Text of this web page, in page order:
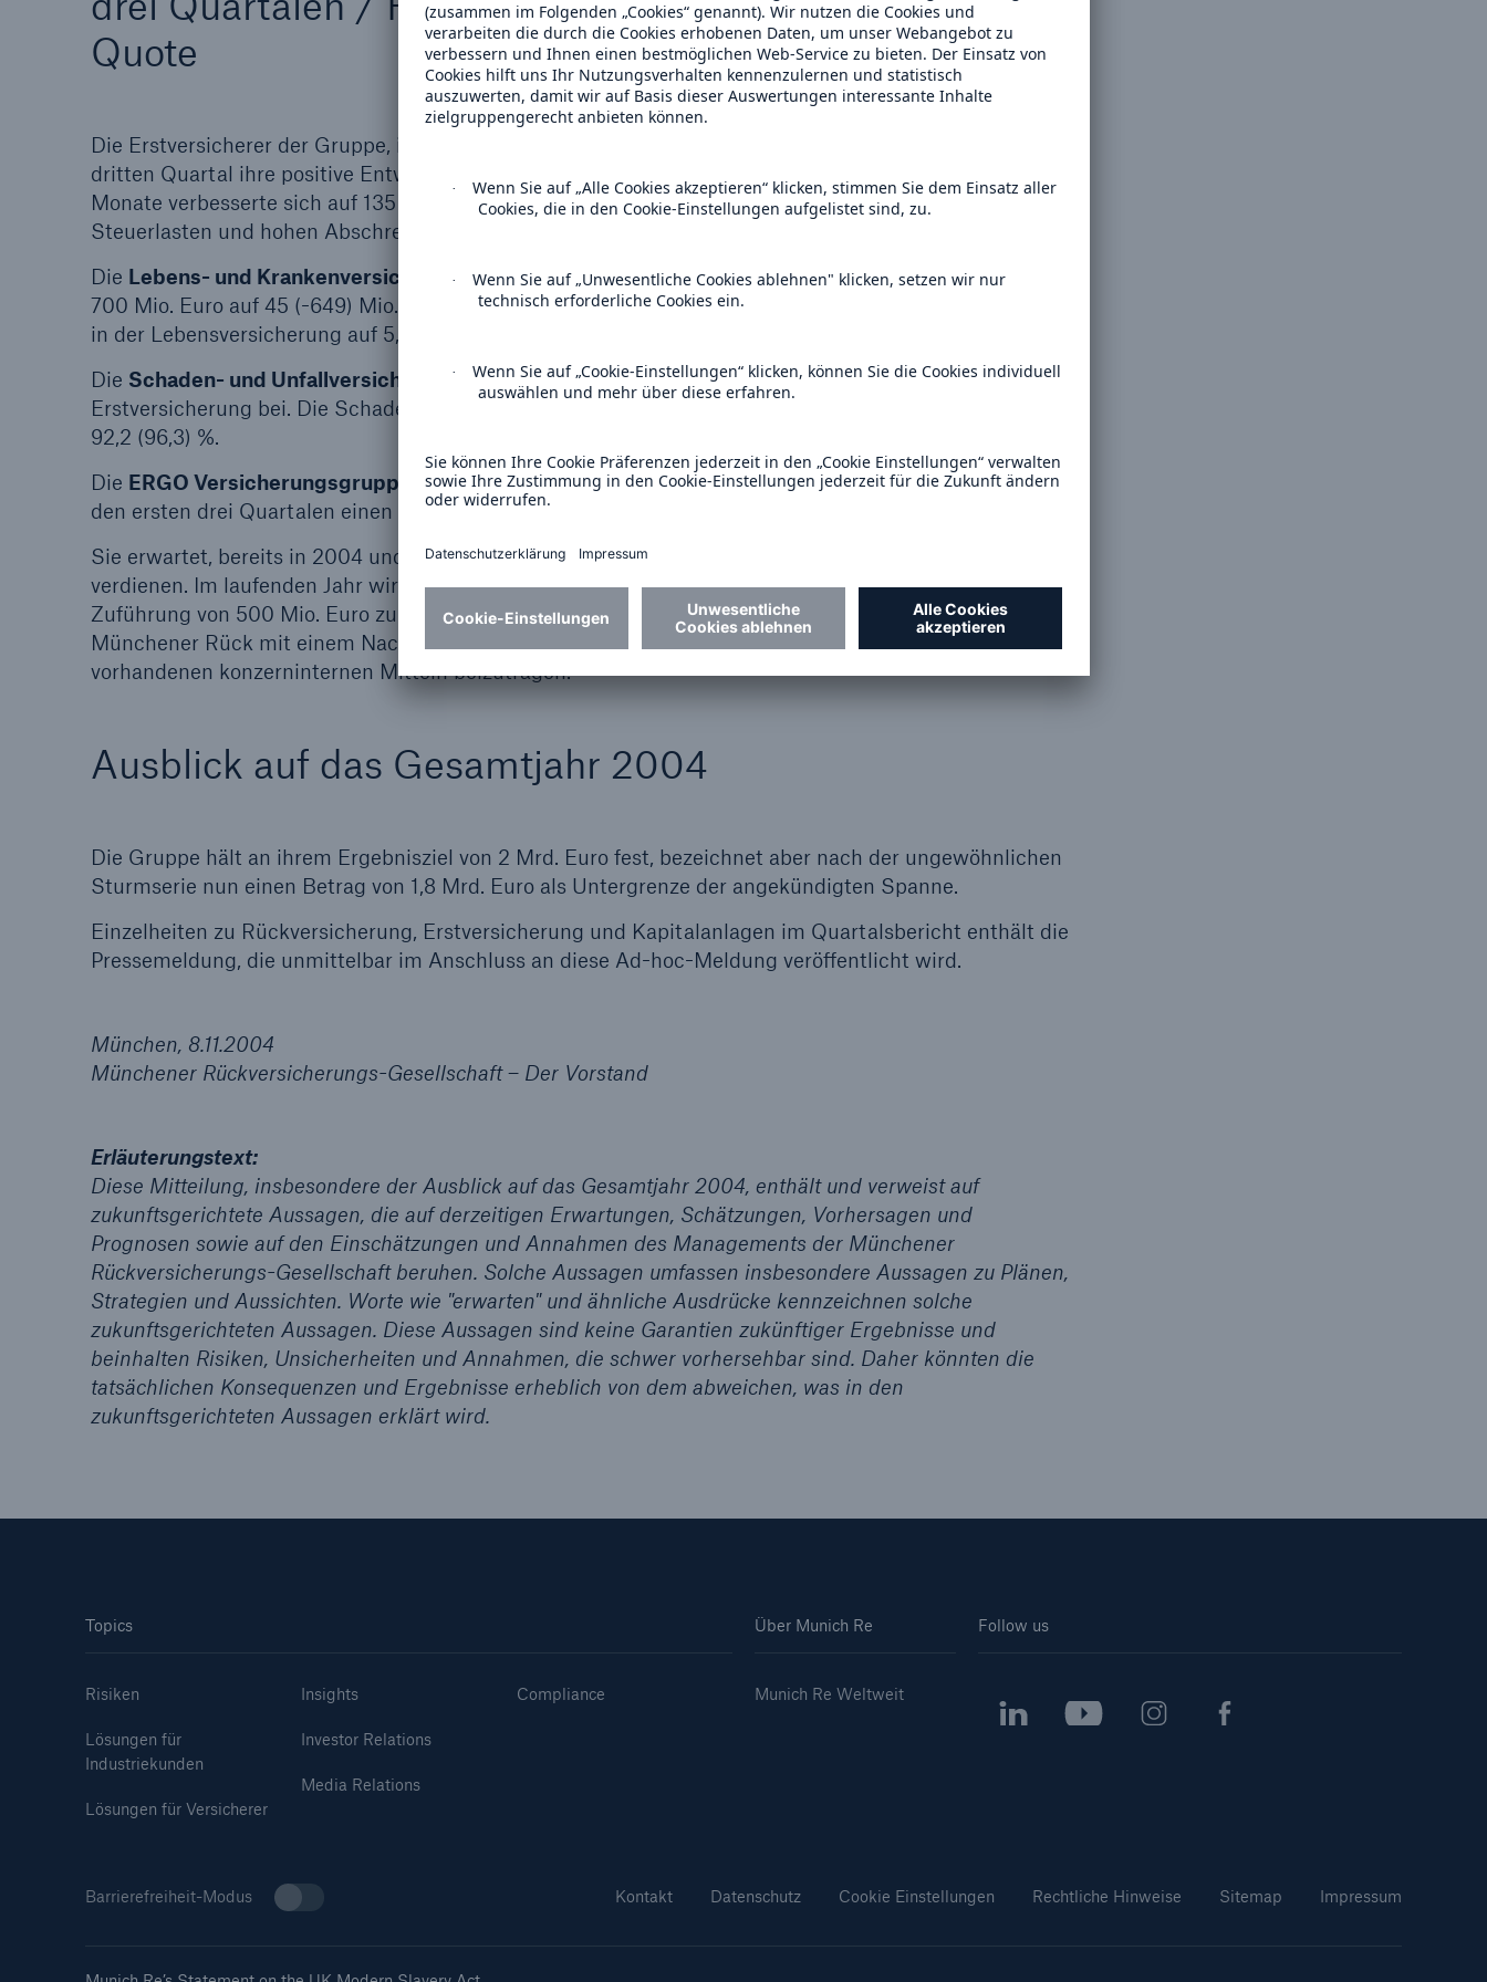
Quote
Die Erstversicherer der Gruppe, insbesondere ERGO, Karlsruher und Europäische, haben auch im
dritten Quartal ihre positive Entwicklung fortgesetzt. Ihr
Monate verbesserte sich auf 135 Mio. Euro (-907); der Vorjahreszeitraum war von extremen
Steuerlasten und hohen Abschreibungen auf Aktien geprägt gewesen.
Die Lebens- und Krankenversicherer
steigerten in den ersten neun Monaten ihr Ergebnis um rund
700 Mio. Euro auf 45 (-649) Mio. Euro. Die Beiträge gingen leicht auf 8,8 (8,9) Mrd. Euro zurück, davon
in der Lebensversicherung auf 5,4 (5,5) Mrd. Euro.
Die Schaden- und Unfallversicherer
trugen mit 90 (-258) Mio. Euro zum Ergebnis der
Erstversicherung bei. Die Schaden-Kosten-Quote inklusive Rechtsschutz belief sich auf hervorragende
92,2 (96,3) %.
Die ERGO Versicherungsgruppe
als größter Teil des Segments Erstversicherung erwirtschaftete in
den ersten drei Quartalen einen Gewinn von 176 (-718) Mio. Euro.
Sie erwartet, bereits in 2004 und damit früher als ursprünglich angekündigt die Kapitalkosten zu
verdienen. Im laufenden Jahr wird sie die Sicherheitsmittel der VICTORIA Leben stärken durch eine
Zuführung von 500 Mio. Euro zur Kapitalrücklage. Zur Finanzierung dieses Betrags beabsichtigt die
Münchener Rück mit einem Nachrangdarlehen in Höhe von 400 Mio. Euro an die ERGO aus
vorhandenen konzerninternen Mitteln beizutragen.
Ausblick auf das Gesamtjahr 2004
Die Gruppe hält an ihrem Ergebnisziel von 2 Mrd. Euro fest, bezeichnet aber nach der ungewöhnlichen
Sturmserie nun einen Betrag von 1,8 Mrd. Euro als Untergrenze der angekündigten Spanne.
Einzelheiten zu Rückversicherung, Erstversicherung und Kapitalanlagen im Quartalsbericht enthält die
Pressemeldung, die unmittelbar im Anschluss an diese Ad-hoc-Meldung veröffentlicht wird.
München, 8.11.2004
Münchener Rückversicherungs-Gesellschaft – Der Vorstand
Erläuterungstext:
Diese Mitteilung, insbesondere der Ausblick auf das Gesamtjahr 2004, enthält und verweist auf
zukunftsgerichtete Aussagen, die auf derzeitigen Erwartungen, Schätzungen, Vorhersagen und
Prognosen sowie auf den Einschätzungen und Annahmen des Managements der Münchener
Rückversicherungs-Gesellschaft beruhen. Solche Aussagen umfassen insbesondere Aussagen zu Plänen,
Strategien und Aussichten. Worte wie "erwarten" und ähnliche Ausdrücke kennzeichnen solche
zukunftsgerichteten Aussagen. Diese Aussagen sind keine Garantien zukünftiger Ergebnisse und
beinhalten Risiken, Unsicherheiten und Annahmen, die schwer vorhersehbar sind. Daher könnten die
tatsächlichen Konsequenzen und Ergebnisse erheblich von dem abweichen, was in den
zukunftsgerichteten Aussagen erklärt wird.
Topics
Risiken
Lösungen für
Industriekunden
Lösungen für Versicherer
Insights
Investor Relations
Media Relations
Compliance
Über Munich Re
Munich Re Weltweit
Follow us
Kontakt Datenschutz Cookie Einstellungen Rechtliche Hinweise Sitemap Impressum
Barrierefreiheit-Modus